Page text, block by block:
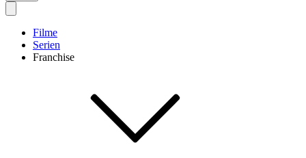
Filme
Serien
Franchise